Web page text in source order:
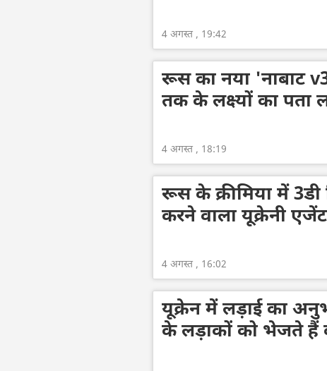
4 अगस्त , 19:42
रूस का नया 'नाबाट
तक के लक्ष्यों का पता
4 अगस्त , 18:19
रूस के क्रीमिया में 3डी
करने वाला यूक्रेनी
4 अगस्त , 16:02
यूक्रेन में लड़ाई का
के लड़ाकों को भेजते हैं